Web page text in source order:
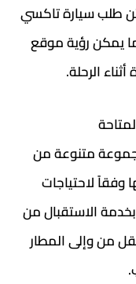
طلب سيارة تاكسي
يمكن رؤية موقع
الرحلة.
متنوعة من
وفقاً لاحتياجات
بخدمة الاستقبال من
من وإلى المطار